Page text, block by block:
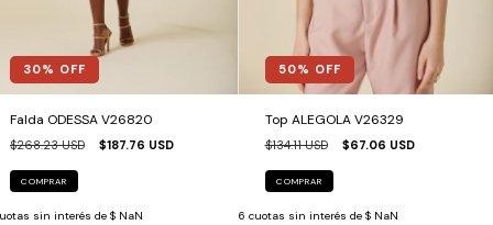
30% OFF
Falda ODESSA V26820
$268.23 USD $187.76 USD
COMPRAR
sin interés de $ NaN
50% OFF
Top ALEGOLA V26329
$134.11 USD $67.06 USD
COMPRAR
6 cuotas sin interés de $ NaN